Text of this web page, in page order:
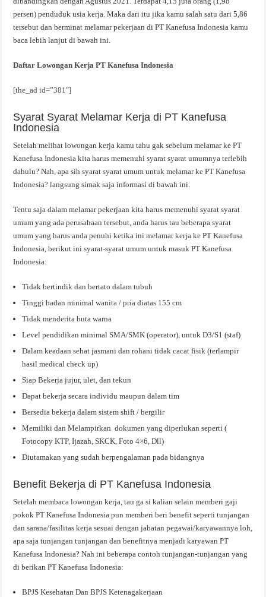
persen) penduduk usia kerja. Maka dari itu jika kamu salah satu dari 5,86
tersebut dan berminat melamar pekerjaan di PT Kanefusa Indonesia kamu
baca lebih lanjut di bawah ini.
Daftar Lowongan Kerja PT Kanefusa Indonesia
[the_ad id=”381″]
Syarat Syarat Melamar Kerja di PT Kanefusa
Indonesia
Setelah melihat lowongan kerja kamu tahu gak sebelum melamar ke PT
Kanefusa Indonesia kita harus memenuhi syarat syarat umumnya terlebih
dahulu? Nah, apa sih syarat syarat umum untuk melamar ke PT Kanefusa
Indonesia? langsung simak saja informasi di bawah ini.
Tentu saja dalam melamar pekerjaan kita harus memenuhi syarat syarat
umum yang ada perusahaan tersebut, anda harus tau beberapa syarat
umum yang harus anda penuhi ketika ini melamar kerja ke PT Kanefusa
Indonesia, berikut ini syarat-syarat umum untuk masuk PT Kanefusa
Indonesia:
Tidak bertindik dan bertato dalam tubuh
Tinggi badan minimal wanita / pria diatas 155 cm
Tidak menderita buta warna
Level pendidikan minimal SMA/SMK (operator), untuk D3/S1 (staf)
Dalam keadaan sehat jasmani dan rohani tidak cacat fisik (terlampir
hasil medical check up)
Siap Bekerja jujur, ulet, dan tekun
Dapat bekerja secara individu maupun dalam tim
Bersedia bekerja dalam sistem shift / bergilir
Memiliki dan Melampirkan dokumen yang diperlukan seperti (
Fotocopy KTP, Ijazah, SKCK, Foto 4×6, Dll)
Diutamakan yang sudah berpengalaman pada bidangnya
Benefit Bekerja di PT Kanefusa Indonesia
Setelah membaca lowongan kerja, tau ga si kalian selain memberi gaji
pokok PT Kanefusa Indonesia pun memberi beri benefit seperti tunjangan
dan sarana/fasilitas kerja sesuai dengan jabatan pegawai/karyawannya loh,
apa saja tunjangan tunjangan dan benefitnya menjadi karyawan PT
Kanefusa Indonesia? Nah ini beberapa contoh tunjangan-tunjangan yang
di berikan PT Kanefusa Indonesia:
BPJS Kesehatan Dan BPJS Ketenagakerjaan